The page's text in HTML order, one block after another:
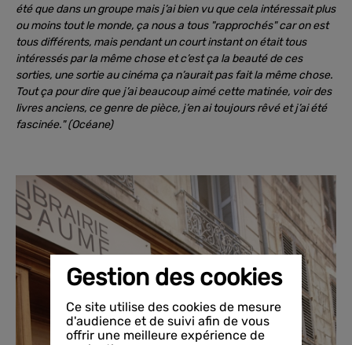
été que dans un groupe mais j’ai bien vu que cela intéressait plus
ou moins tout le monde, ça nous a tous "rapprochés" car on est
tous différents, mais pendant un court instant on était tous
intéressés par la même chose et c’est ça la beauté de ces
sorties, une sortie au cinéma ça n’aurait pas fait la même chose.
Tout ça pour dire que j’ai beaucoup aimé cette matinée, voir des
livres anciens, ce genre de pièce, j’en ai toujours rêvé et j’ai été
fascinée." (Océane)
Gestion des cookies
Ce site utilise des cookies de mesure
d'audience et de suivi afin de vous
offrir une meilleure expérience de